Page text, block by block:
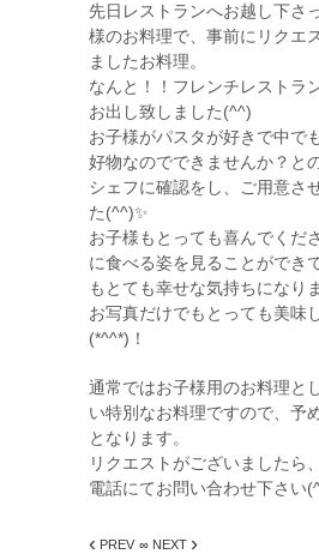
先日レストランへお越し下さ
様のお料理で、事前にリクエ
ましたお料理。
なんと！！フレンチレストラ
お出し致しました(^^)
お子様がパスタが好きで中で
好物なのでできませんか？と
シェフに確認をし、ご用意さ
た(^^)✨
お子様もとっても喜んでくだ
に食べる姿を見ることができ
もとても幸せな気持ちになり
お写真だけでもとっても美味
(*^^*)！
通常ではお子様用のお料理と
い特別なお料理ですので、予
となります。
リクエストがございましたら
電話にてお問い合わせ下さい
‹ PREV ∞ NEXT ›